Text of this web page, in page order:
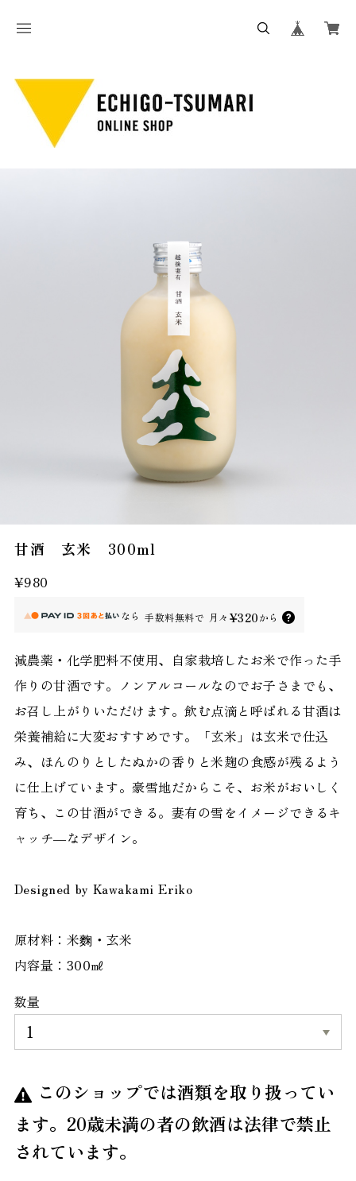
甘酒 玄米 300ml
¥980
なら 手数料無料で 月々 ¥320から
減農薬・化学肥料不使用、自家栽培したお米で作った手
作りの甘酒です。ノンアルコールなのでお子さまでも、
お召し上がりいただけます。飲む点滴と呼ばれる甘酒は
栄養補給に大変おすすめです。「玄米」は玄米で仕込
み、 ほんのりとしたぬかの香りと米麹の食感が残るよう
に仕上げています。豪雪地だからこそ、お米がおいしく
育ち、この甘酒ができる。妻有の雪をイメージできるキ
ャッチ―なデザイン。
Designed by Kawakami Eriko
原材料：米麴・玄米
内容量：300㎖
数量
このショップでは酒類を取り扱ってい
ます。20歳未満の者の飲酒は法律で禁止
されています。